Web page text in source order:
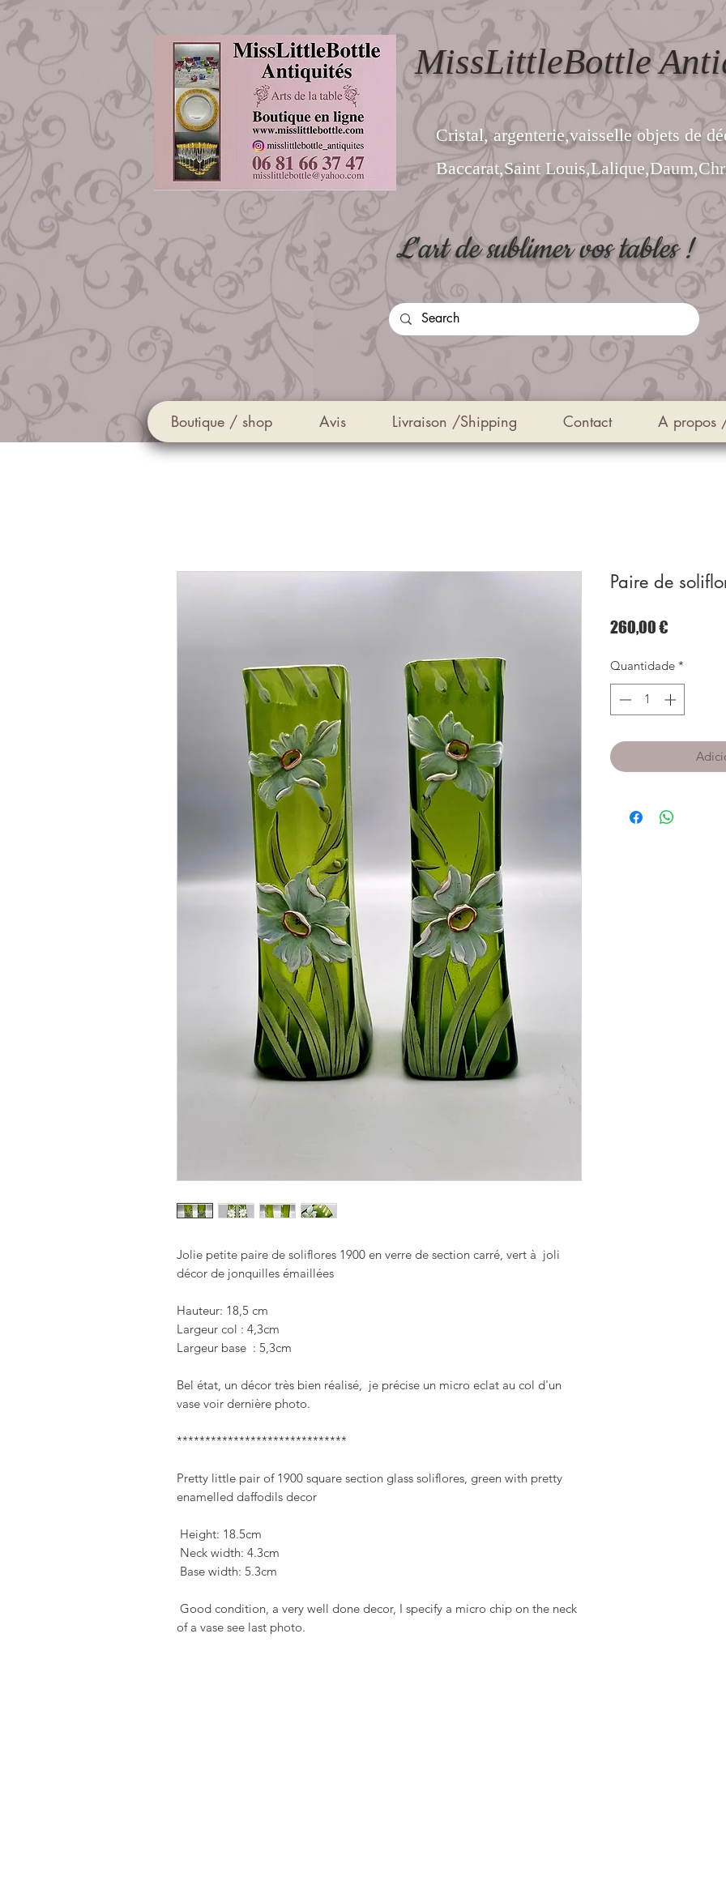
MissLittleBottle
Cristal, argenterie,vaisselle objets de
Baccarat,Saint
L'art de sublimer vos tables !
Boutique / shop Avis Livraison /Shipping Contact A propos
Jolie petite paire de soliflores 1900 en verre de section carré, vert à  joli
décor de jonquilles émaillées
Hauteur: 18,5 cm
Largeur col : 4,3cm
Largeur base  : 5,3cm
Bel état, un décor très bien réalisé,  je précise un micro eclat au col d'un
vase voir dernière photo.
******************************
Pretty little pair of 1900 square section glass soliflores, green with pretty
enamelled daffodils decor
of a vase see last photo.
Paire de
260,00 €
Quantidade *